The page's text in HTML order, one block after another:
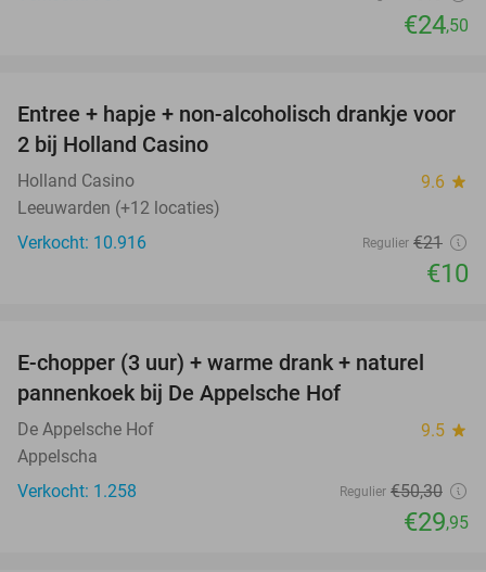
€24,50
52%
Entree + hapje + non-alcoholisch drankje voor
2 bij Holland Casino
Holland Casino 9.6 star
Leeuwarden (+12 locaties)
Verkocht: 10.916
Regulier €21
€10
40%
E-chopper (3 uur) + warme drank + naturel
pannenkoek bij De Appelsche Hof
De Appelsche Hof 9.5 star
Appelscha
Verkocht: 1.258
Regulier €50,30
€29,95